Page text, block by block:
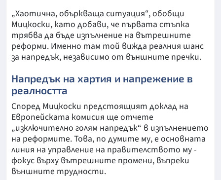
„Хаотична, объркваща ситуация“, обобщи
Мицкоски, като добави, че първата стъпка
трябва да бъде изпълнение на вътрешните
реформи. Именно там той вижда реалния шанс
за напредък, независимо от външните пречки.
Напредък на хартия и напрежение в
реалността
Според Мицкоски предстоящият доклад на
Европейската комисия ще отчете
„изключително голям напредък“ в изпълнението
на реформите. Това, по думите му, е основната
линия на управление на правителството му -
фокус върху вътрешните промени, въпреки
външните трудности.